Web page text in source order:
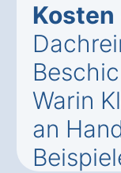
Kosten
Warin
an